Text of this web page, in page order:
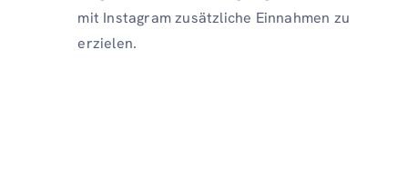
mit Instagram zusätzliche Einnahmen zu
erzielen.